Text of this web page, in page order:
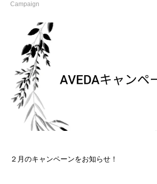
Campaign
２月のキャンペーンをお知らせ！